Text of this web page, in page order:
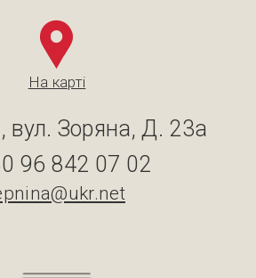
На карті
вул. Зоряна, Д. 23а
96 842 07 02